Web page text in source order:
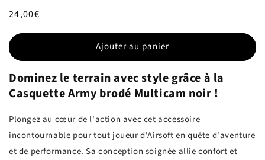
Prix
24,00€
Ajouter au panier
Dominez le terrain avec style grâce à la
Casquette Army brodé Multicam noir !
Plongez au cœur de l'action avec cet accessoire
incontournable pour tout joueur d'Airsoft en quête d'aventure
et de performance. Sa conception soignée allie confort et